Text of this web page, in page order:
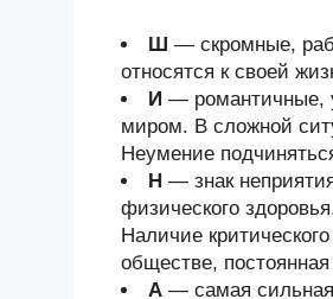
Ш — скромные,
относятся к своей
И — романтичные,
миром. В сложной
Неумение
Н — знак
физического
Наличие
обществе,
А — самая